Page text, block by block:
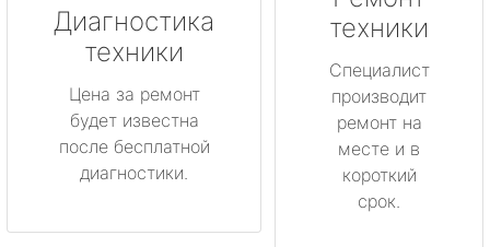
Диагностика
техники
Цена за ремонт
будет известна
после бесплатной
диагностики.
техники
Специалист
производит
ремонт на
месте и в
короткий
срок.